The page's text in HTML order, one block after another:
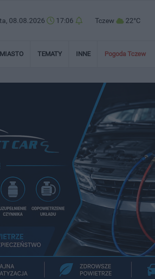
08.08.2026 17:06 Tczew 22°C
MIASTO TEMATY INNE Pogoda Tczew